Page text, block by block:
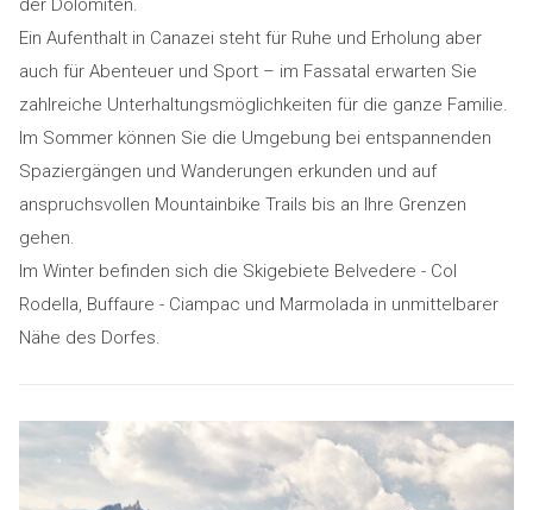
der Dolomiten.
Ein Aufenthalt in Canazei steht für Ruhe und Erholung aber
auch für Abenteuer und Sport – im Fassatal erwarten Sie
zahlreiche Unterhaltungsmöglichkeiten für die ganze Familie.
Im Sommer können Sie die Umgebung bei entspannenden
Spaziergängen und Wanderungen erkunden und auf
anspruchsvollen Mountainbike Trails bis an Ihre Grenzen
gehen.
Im Winter befinden sich die Skigebiete Belvedere - Col
Rodella, Buffaure - Ciampac und Marmolada in unmittelbarer
Nähe des Dorfes.